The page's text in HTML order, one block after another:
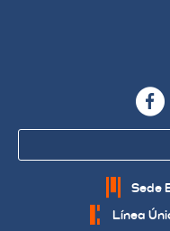
Sede
Línea